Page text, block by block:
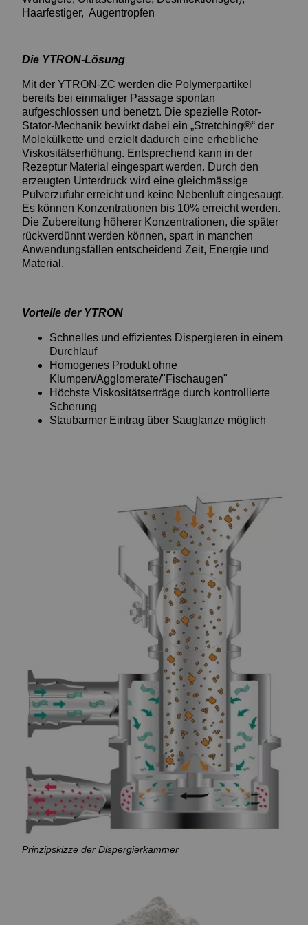
Haarfestiger, Augentropfen
Die YTRON-Lösung
Mit der YTRON-ZC werden die Polymerpartikel
bereits bei einmaliger Passage spontan
aufgeschlossen und benetzt. Die spezielle Rotor-
Stator-Mechanik bewirkt dabei ein „Stretching®“ der
Molekülkette und erzielt dadurch eine erhebliche
Viskositätserhöhung. Entsprechend kann in der
Rezeptur Material eingespart werden. Durch den
erzeugten Unterdruck wird eine gleichmässige
Pulverzufuhr erreicht und keine Nebenluft eingesaugt.
Es können Konzentrationen bis 10% erreicht werden.
Die Zubereitung höherer Konzentrationen, die später
rückverdünnt werden können, spart in manchen
Anwendungsfällen entscheidend Zeit, Energie und
Material.
Vorteile der YTRON
Schnelles und effizientes Dispergieren in einem
Durchlauf
Homogenes Produkt ohne
Klumpen/Agglomerate/"Fischaugen"
Höchste Viskositätserträge durch kontrollierte
Scherung
Staubarmer Eintrag über Sauglanze möglich
Prinzipskizze der Dispergierkammer